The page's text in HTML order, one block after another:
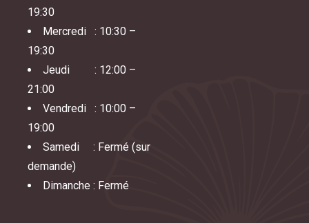
19:30
Mercredi : 10:30 –
19:30
Jeudi : 12:00 –
21:00
Vendredi : 10:00 –
19:00
Samedi : Fermé (sur
demande)
Dimanche : Fermé